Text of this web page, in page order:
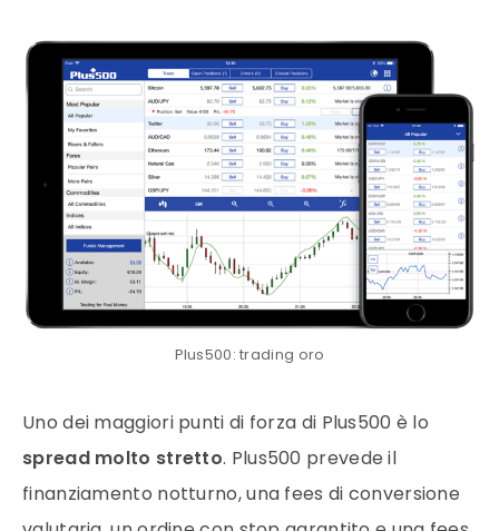
Plus500: trading oro
Uno dei maggiori punti di forza di Plus500 è lo
spread molto stretto. Plus500 prevede il
finanziamento notturno, una fees di conversione